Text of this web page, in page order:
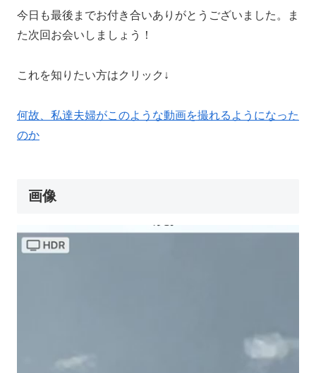
今日も最後までお付き合いありがとうございました。ま
た次回お会いしましょう！
これを知りたい方はクリック↓
何故、私達夫婦がこのような動画を撮れるようになった
のか
画像